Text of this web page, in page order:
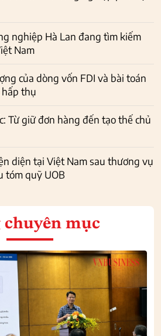
nghiệp Hà Lan đang tìm kiếm
Nam
của dòng vốn FDI và bài toán
hấp thụ
Từ giữ đơn hàng đến tạo thế chủ
diện tại Việt Nam sau thương vụ
tóm quỹ UOB
chuyên mục